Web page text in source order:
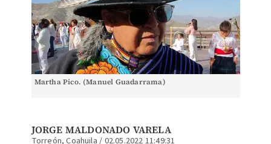
Martha Pico. (Manuel Guadarrama)
JORGE MALDONADO VARELA
Torreón, Coahuila / 02.05.2022 11:49:31